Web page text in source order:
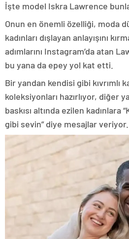
İşte model Iskra Lawrence
Onun en önemli özelliği, moda
kadınları dışlayan anlayışını
adımlarını Instagram’da atan
bu yana da epey yol kat etti.
Bir yandan kendisi gibi kıvrımlı
koleksiyonları hazırlıyor, diğer
baskısı altında ezilen kadınlara
gibi sevin” diye mesajlar veriyor.